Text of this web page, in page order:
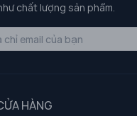
chất lượng sản phẩm.
HÀNG